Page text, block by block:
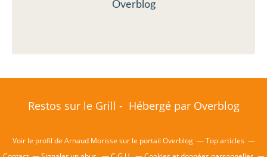
Overblog
Restos sur le Grill - Hébergé par Overblog
Voir le profil de Arnaud Morisse sur le portail Overblog
Top articles